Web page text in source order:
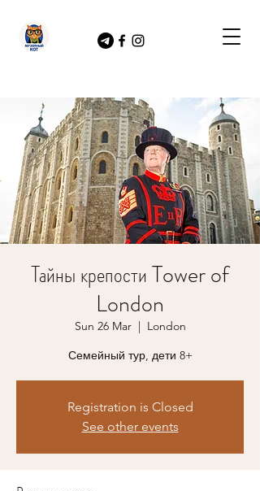
Тайны крепости Tower of
London
Sun 26 Mar
  |
London
Семейный тур, дети 8+
Registration is Closed
See other events